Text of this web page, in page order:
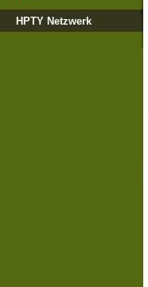
HPTY Netzwerk